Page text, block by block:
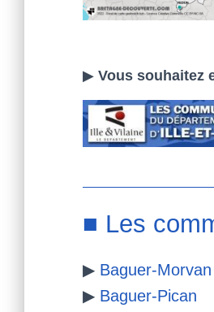
▶ Vous souhaitez
■ Les
▶ Baguer-Morvan
▶ Baguer-Pican